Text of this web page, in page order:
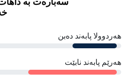
هەردوولا پابەند دەبن
هەرێم پابەند نابێت